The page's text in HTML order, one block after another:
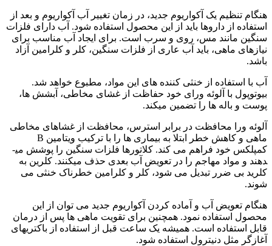
هنگام تنظیم یک آکواریوم جدید، در زمان تغییر آب آکواریوم و بعد از
استفاده از داروها باید از این محصول استفاده شود. آب دارای فلزات
سنگین مانند مس، روی و سرب است. برای ایجاد آب مناسب برای
نیازهای ماهی، باید آب عاری از فلزات سنگین، کلر و کلرامین آزاد
باشد.
آب با استفاده از خنثی کننده ­های این مواد، مطبوع خواهد شد.
بیوتوپول با آلوئه ورای خود حفاظت از غشای مخاطی، آبشش ها،
پوست و باله­ ها را تضمین می­کند.
آلوئه ورا محافظت در برابر استرس، محافظت از غشاهای مخاطی
ماهی و کاهش خطر ابتلا به بیماری ها را با ترکیب ویتامین B
کمپلکس خود فراهم می کند. کلاتورها فلزات سنگین را پوشش می­
دهند و مواد مهاجم را در تعویض آب بعدی حذف می­کنند. کلرین به
کلرید بی ضرر تبدیل می شود، کلر و کلرامین خطرناک خنثی می
شوند.
هنگام تعویض آب و آماده کردن آکواریوم جدید می توان از این
محصول استفاده نمود. همچنین برای تقویت ماهی­ ها پس از درمان
قابل استفاده است. همیشه یک ساعت قبل از استفاده از باکتری­های
آغازگر مثل دنیترول استفاده شود.